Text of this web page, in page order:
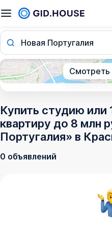
Новая Португалия
Смотреть
Купить студию или
квартиру до 8 млн
Португалия» в
0 объявлений